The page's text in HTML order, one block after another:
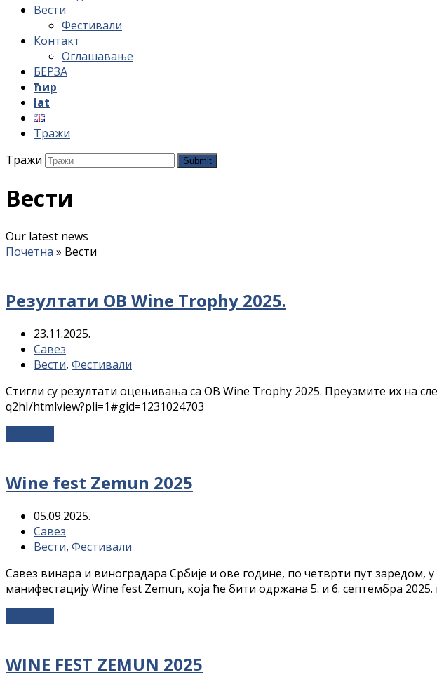
Вести
Фестивали
Контакт
Оглашавање
БЕРЗА
ћир
lat
Тражи
Тражи
Submit
Вести
Our latest news
Почетна » Вести
Резултати OB Wine Trophy 2025.
23.11.2025.
Савез
Вести, Фестивали
Стигли су резултати оцењивања са OB Wine Trophy 2025. Преузмите их на
q2hI/htmlview?pli=1#gid=1231024703
Wine fest Zemun 2025
05.09.2025.
Савез
Вести, Фестивали
Савез винара и виноградара Србије и ове године, по четврти пут
манифестацију Wine fest Zemun, која ће бити одржана 5. и 6. септембра
WINE FEST ZEMUN 2025